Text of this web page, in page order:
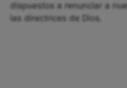
dispuestos a renunciar a
las directrices de Dios.